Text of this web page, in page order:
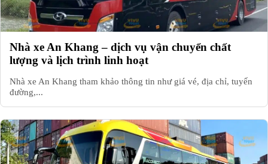
Nhà xe An Khang – dịch vụ vận chuyển chất
lượng và lịch trình linh hoạt
Nhà xe An Khang tham khảo thông tin như giá vé, địa chỉ, tuyến
đường,...